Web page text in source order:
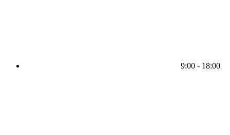
9:00 - 18:00